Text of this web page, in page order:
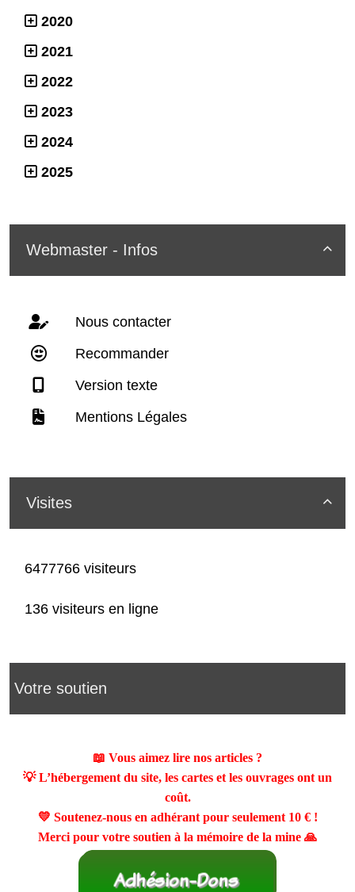
2020
2021
2022
2023
2024
2025

Webmaster - Infos
Nous contacter
Recommander
Version texte
Mentions Légales

Visites
6477766 visiteurs
136 visiteurs en ligne
Votre soutien
📖 Vous aimez lire nos articles ?
💡 L’hébergement du site, les cartes et les ouvrages ont un
coût.
💛 Soutenez-nous en adhérant pour seulement 10 €!
Merci pour votre soutien à la mémoire de la mine 🙏